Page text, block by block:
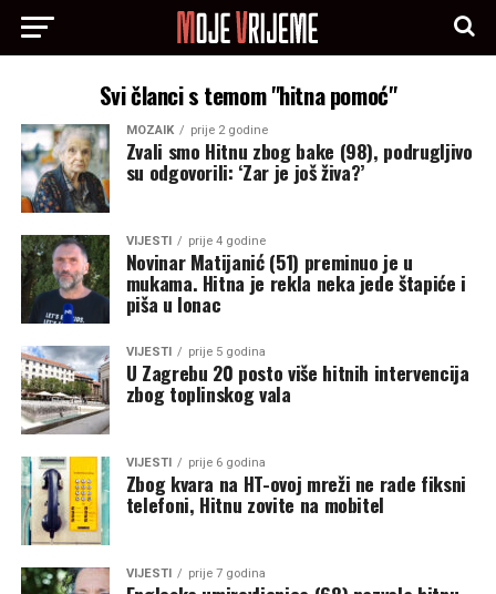
Svi članci s temom "hitna pomoć"
MOZAIK prije 2 godine
Zvali smo Hitnu zbog bake (98), podrugljivo
su odgovorili: ‘Zar je još živa?’
VIJESTI prije 4 godine
Novinar Matijanić (51) preminuo je u
mukama. Hitna je rekla neka jede štapiće i
piša u lonac
VIJESTI prije 5 godina
U Zagrebu 20 posto više hitnih intervencija
zbog toplinskog vala
VIJESTI prije 6 godina
Zbog kvara na HT-ovoj mreži ne rade fiksni
telefoni, Hitnu zovite na mobitel
VIJESTI prije 7 godina